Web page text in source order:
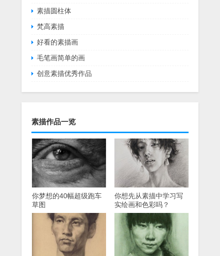
素描圆柱体
梵高素描
好看的素描画
毛笔画简单的画
创意素描优秀作品
素描作品一览
你梦想的40幅超级跑车
草图
你想先从素描中学习写
实绘画和色彩吗？